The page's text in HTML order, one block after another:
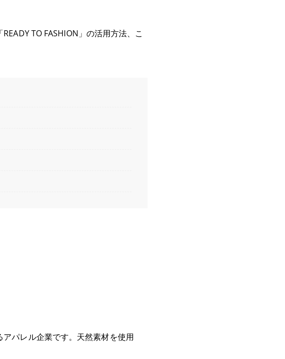
TO FASHION」の活用方法、こ
パレル企業です。天然素材を使用